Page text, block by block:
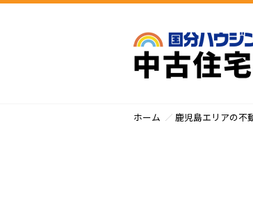
ホーム 鹿児島エリアの不